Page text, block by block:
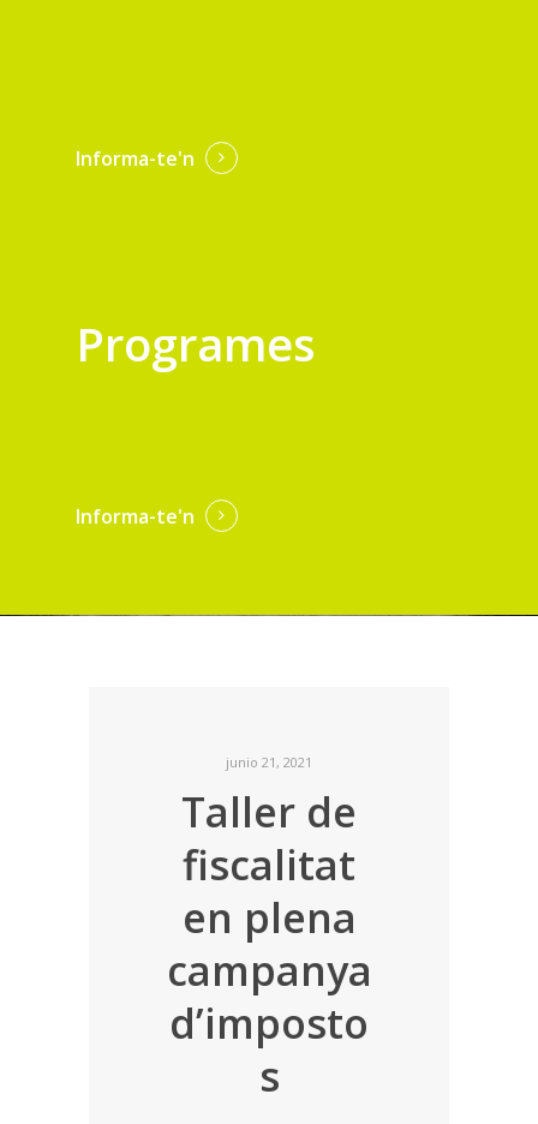
Informa-te'n
Programes
Informa-te'n
junio 21, 2021
Taller de
fiscalitat
en plena
campanya
d’imposto
s